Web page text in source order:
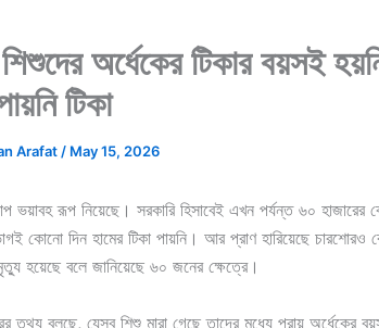
অর্ধেকের টিকার বয়সই
টিকা
Arafat / May 15, 2026
ভয়াবহ রূপ নিয়েছে। সরকারি হিসাবেই এখন পর্যন্ত ৬০ হাজারের
কোনো দিন হামের টিকা পায়নি। আর প্রাণ হারিয়েছে চারশোরও
মৃত্যু হয়েছে বলে জানিয়েছে ৬০ জনের ক্ষেত্রে।
তথ্য বলছে, যেসব শিশু মারা গেছে তাদের মধ্যে প্রায় অর্ধেকের